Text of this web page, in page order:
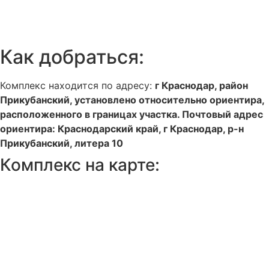
Как добраться:
Комплекс находится по адресу: г Краснодар, район
Прикубанский, установлено относительно ориентира,
расположенного в границах участка. Почтовый адрес
ориентира: Краснодарский край, г Краснодар, р-н
Прикубанский, литера 10
Комплекс на карте: